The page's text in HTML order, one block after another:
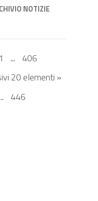
NOTIZIE
20 elementi »
1 ... 406
446